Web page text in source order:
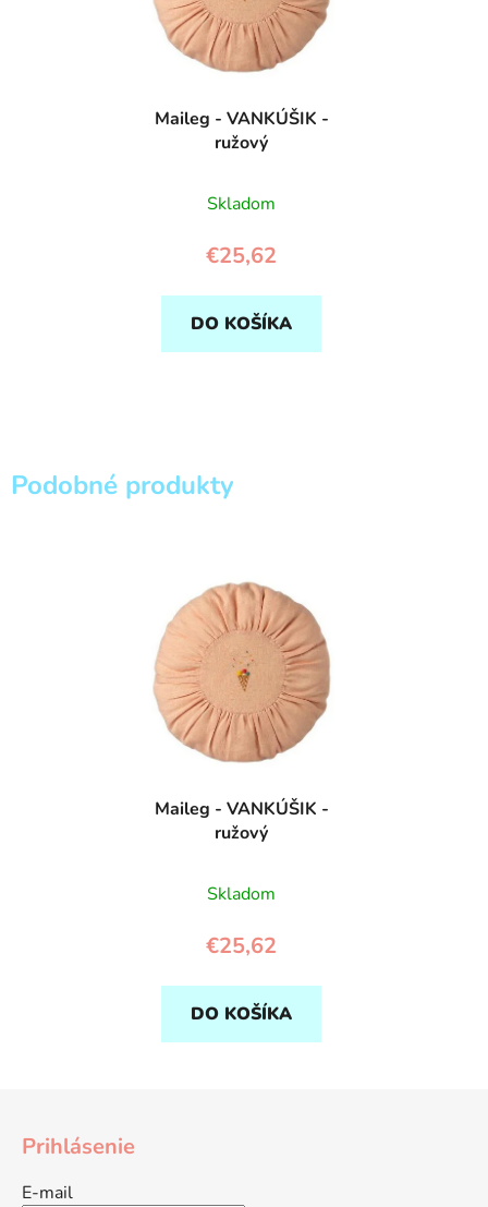
Maileg - VANKÚŠIK -
ružový
Skladom
€25,62
DO KOŠÍKA
Podobné produkty
Maileg - VANKÚŠIK -
ružový
Skladom
€25,62
DO KOŠÍKA
Prihlásenie
E-mail